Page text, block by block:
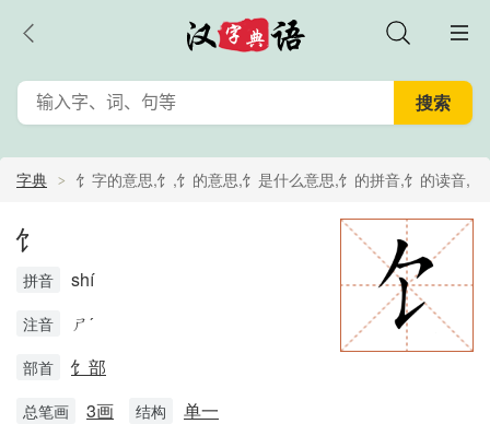
字典 饣字的意思,饣,饣的意思,饣是什么意思,饣的拼音,饣的读音,
饣的解释
饣
拼音 shí
注音 ㄕˊ
部首 饣部
总笔画 3画 结构 单一